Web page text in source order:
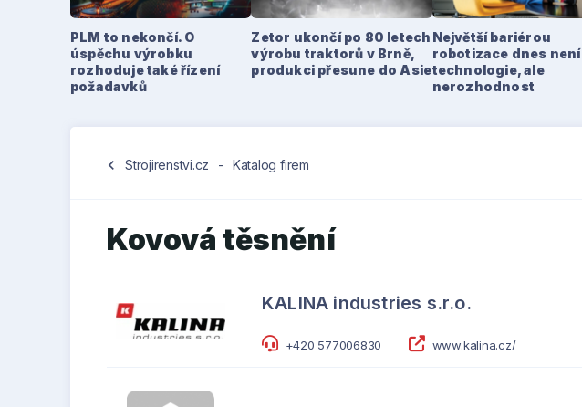
PLM to nekončí. O
úspěchu výrobku
rozhoduje také řízení
požadavků
Zetor ukončí po 80 letech
výrobu traktorů v Brně,
produkci přesune do Asie
Největší bariérou
robotizace dnes není
technologie, ale
nerozhodnost
chevron_left Strojirenstvi.cz - Katalog firem
Kovová těsnění
KALINA industries s.r.o.
+420 577006830 www.kalina.cz/